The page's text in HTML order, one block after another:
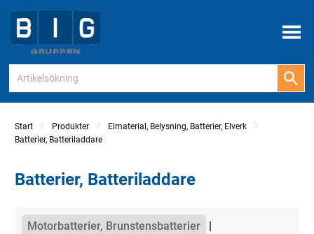
Meny
Start Produkter
Elmaterial, Belysning, Batterier, Elverk
Batterier, Batteriladdare
Batterier, Batteriladdare
Kategorier
Motorbatterier, Brunstensbatterier